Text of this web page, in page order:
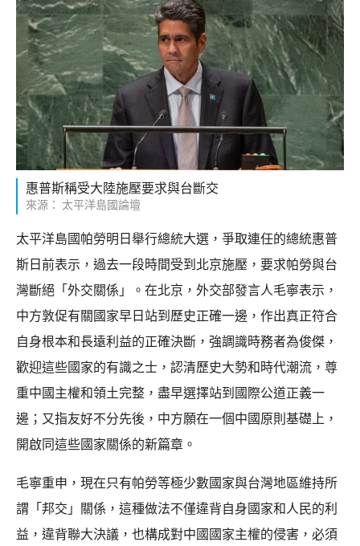
惠普斯稱受大陸施壓要求與台斷交
來源： 太平洋島國論壇
太平洋島國帕勞明日舉行總統大選，爭取連任的總統惠普
斯日前表示，過去一段時間受到北京施壓，要求帕勞與台
灣斷絕「外交關係」。在北京，外交部發言人毛寧表示，
中方敦促有關國家早日站到歷史正確一邊，作出真正符合
自身根本和長遠利益的正確決斷，強調識時務者為俊傑，
歡迎這些國家的有識之士，認清歷史大勢和時代潮流，尊
重中國主權和領土完整，盡早選擇站到國際公道正義一
邊；又指友好不分先後，中方願在一個中國原則基礎上，
開啟同這些國家關係的新篇章。
毛寧重申，現在只有帕勞等極少數國家與台灣地區維持所
謂「邦交」關係，這種做法不僅違背自身國家和人民的利
益，違背聯大決議，也構成對中國國家主權的侵害，必須